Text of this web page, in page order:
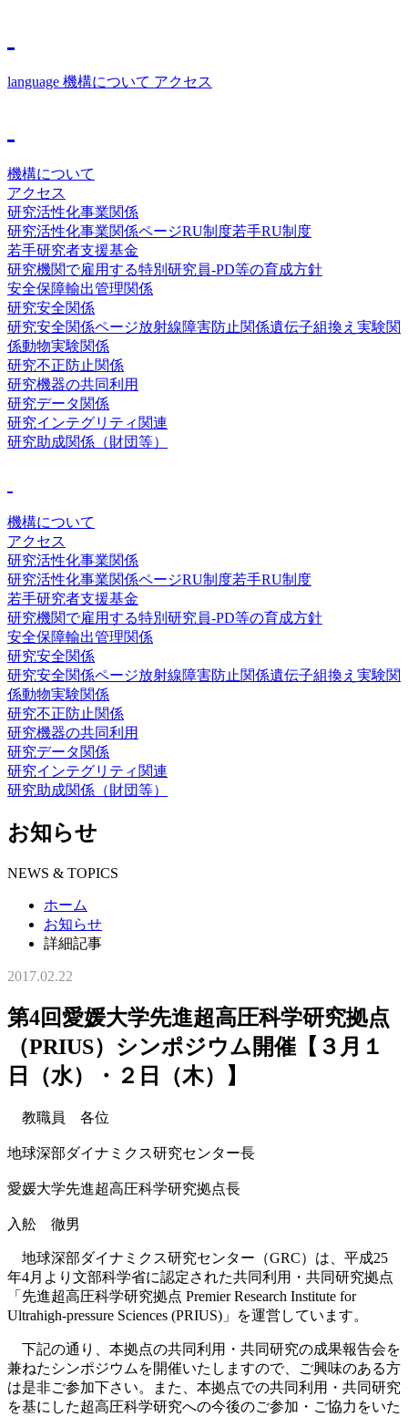
language 機構について アクセス
機構について
アクセス
研究活性化事業関係
研究活性化事業関係ページRU制度若手RU制度
若手研究者支援基金
研究機関で雇用する特別研究員-PD等の育成方針
安全保障輸出管理関係
研究安全関係
研究安全関係ページ放射線障害防止関係遺伝子組換え実験関
係動物実験関係
研究不正防止関係
研究機器の共同利用
研究データ関係
研究インテグリティ関連
研究助成関係（財団等）
機構について
アクセス
研究活性化事業関係
研究活性化事業関係ページRU制度若手RU制度
若手研究者支援基金
研究機関で雇用する特別研究員-PD等の育成方針
安全保障輸出管理関係
研究安全関係
研究安全関係ページ放射線障害防止関係遺伝子組換え実験関
係動物実験関係
研究不正防止関係
研究機器の共同利用
研究データ関係
研究インテグリティ関連
研究助成関係（財団等）
お知らせ
NEWS & TOPICS
ホーム
お知らせ
詳細記事
2017.02.22
第4回愛媛大学先進超高圧科学研究拠点
（PRIUS）シンポジウム開催【３月１
日（水）・２日（木）】
教職員 各位
地球深部ダイナミクス研究センター長
愛媛大学先進超高圧科学研究拠点長
入舩 徹男
地球深部ダイナミクス研究センター（GRC）は、平成25
年4月より文部科学省に認定された共同利用・共同研究拠点
「先進超高圧科学研究拠点 Premier Research Institute for
Ultrahigh-pressure Sciences (PRIUS)」を運営しています。
下記の通り、本拠点の共同利用・共同研究の成果報告会を
兼ねたシンポジウムを開催いたしますので、ご興味のある方
は是非ご参加下さい。また、本拠点での共同利用・共同研究
を基にした超高圧科学研究への今後のご参加・ご協力をいた